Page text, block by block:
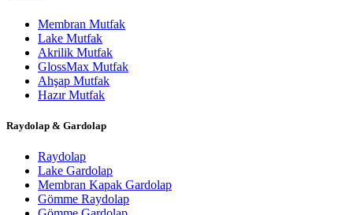
Membran Mutfak
Lake Mutfak
Akrilik Mutfak
GlossMax Mutfak
Ahşap Mutfak
Hazır Mutfak
Raydolap & Gardolap
Raydolap
Lake Gardolap
Membran Kapak Gardolap
Gömme Raydolap